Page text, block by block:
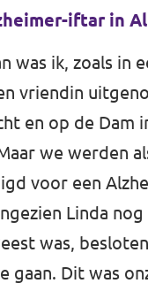
iftar in
was ik, zoals in
vriendin
en op de Dam
we werden
voor een
Linda
was,
gaan. Dit was